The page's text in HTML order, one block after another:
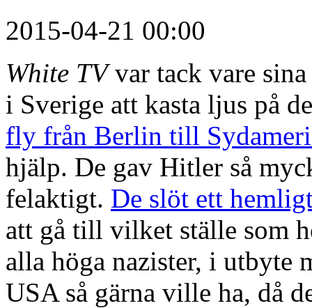
2015-04-21 00:00
White TVvar tack vare
i Sverige att kasta ljus på
fly från Berlin till
hjälp. De gav Hitler så
felaktigt. De slöt ett
att gå till vilket ställe som
alla höga nazister, i utbyte
USA så gärna ville ha, då